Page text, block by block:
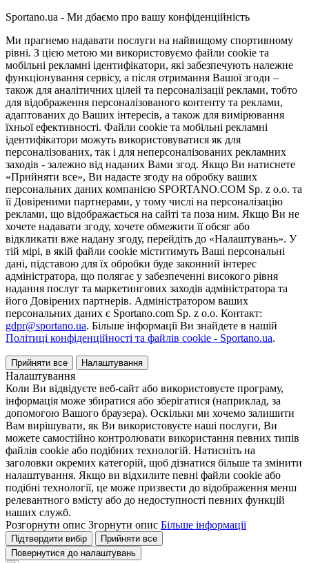
Sportano.ua - Ми дбаємо про вашу конфіденційність
Ми прагнемо надавати послуги на найвищому спортивному
рівні. З цією метою ми використовуємо файли cookie та
мобільні рекламні ідентифікатори, які забезпечують належне
функціонування сервісу, а після отримання Вашої згоди –
також для аналітичних цілей та персоналізації реклами, тобто
для відображення персоналізованого контенту та реклами,
адаптованих до Ваших інтересів, а також для вимірювання
їхньої ефективності. Файли cookie та мобільні рекламні
ідентифікатори можуть використовуватися як для
персоналізованих, так і для неперсоналізованих рекламних
заходів - залежно від наданих Вами згод. Якщо Ви натиснете
«Прийняти все», Ви надасте згоду на обробку ваших
персональних даних компанією SPORTANO.COM Sp. z o.o. та
її Довіреними партнерами, у тому числі на персоналізацію
реклами, що відображається на сайті та поза ним. Якщо Ви не
хочете надавати згоду, хочете обмежити її обсяг або
відкликати вже надану згоду, перейдіть до «Налаштувань». У
тій мірі, в якій файли cookie міститимуть Ваші персональні
дані, підставою для їх обробки буде законний інтерес
адміністратора, що полягає у забезпеченні високого рівня
надання послуг та маркетингових заходів адміністратора та
його Довірених партнерів. Адміністратором ваших
персональних даних є Sportano.com Sp. z o.o. Контакт:
gdpr@sportano.ua. Більше інформації Ви знайдете в нашій
Політиці конфіденційності та файлів cookie - Sportano.ua.
Прийняти все Налаштування
Налаштування
Коли Ви відвідуєте веб-сайт або використовуєте програму,
інформація може збиратися або зберігатися (наприклад, за
допомогою Вашого браузера). Оскільки ми хочемо залишити
Вам вирішувати, як Ви використовуєте наші послуги, Ви
можете самостійно контролювати використання певних типів
файлів cookie або подібних технологій. Натисніть на
заголовки окремих категорій, щоб дізнатися більше та змінити
налаштування. Якщо ви відхилите певні файли cookie або
подібні технології, це може призвести до відображення менш
релевантного вмісту або до недоступності певних функцій
наших служб.
Розгорнути опис Згорнути опис Більше інформації
Підтвердити вибір
Прийняти все
Повернутися до налаштувань